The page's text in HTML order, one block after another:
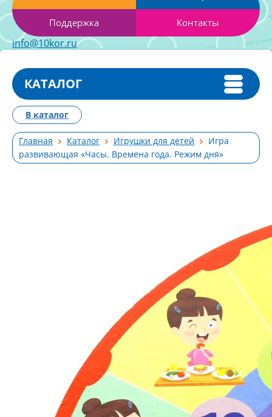
Поддержка Контакты
info@10kor.ru
КАТАЛОГ
Главная Каталог Игрушки для детей
Игра
развивающая «Часы. Времена года. Режим дня»
В каталог